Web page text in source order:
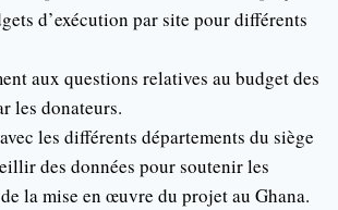
d’exécution par site pour différents
aux questions relatives au budget des
les donateurs.
les différents départements du siège
des données pour soutenir les
la mise en œuvre du projet au Ghana.